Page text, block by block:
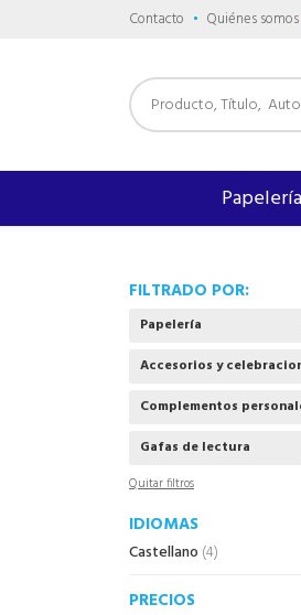
Contacto Quiénes somos
FILTRADO POR:
Papelería
Accesorios y
Complementos
Gafas de lectura
Quitar filtros
IDIOMAS
Castellano (4)
PRECIOS